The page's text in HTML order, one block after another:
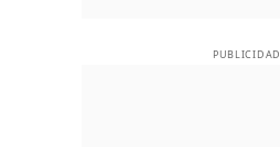
PUBLICIDAD